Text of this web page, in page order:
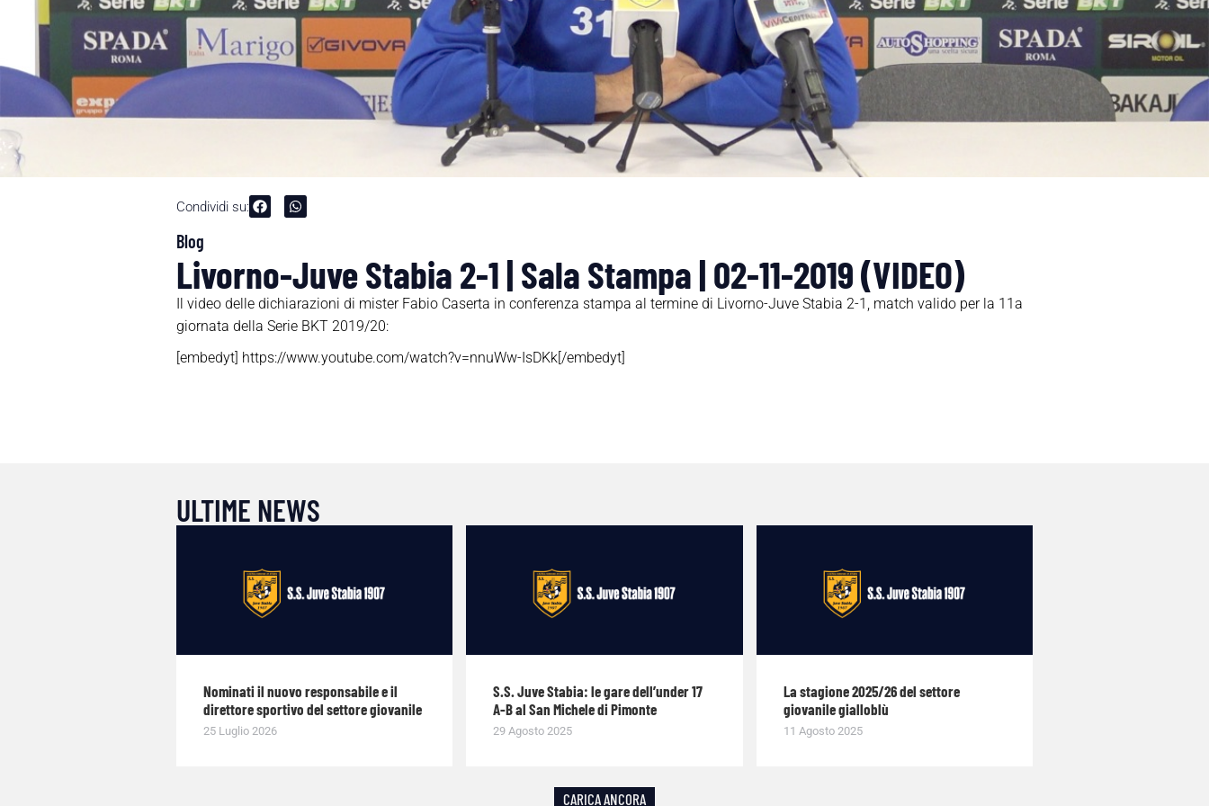
Condividi su:
Blog
Livorno-Juve Stabia 2-1 | Sala Stampa | 02-11-2019 (VIDEO)
Il video delle dichiarazioni di mister Fabio Caserta in conferenza stampa al termine di Livorno-Juve Stabia 2-1, match valido per la 11a
giornata della Serie BKT 2019/20:
[embedyt] https://www.youtube.com/watch?v=nnuWw-IsDKk[/embedyt]
ULTIME NEWS
Nominati il nuovo responsabile e il
direttore sportivo del settore giovanile
25 Luglio 2026
S.S. Juve Stabia: le gare dell’under 17
A-B al San Michele di Pimonte
29 Agosto 2025
La stagione 2025/26 del settore
giovanile gialloblù
11 Agosto 2025
CARICA ANCORA